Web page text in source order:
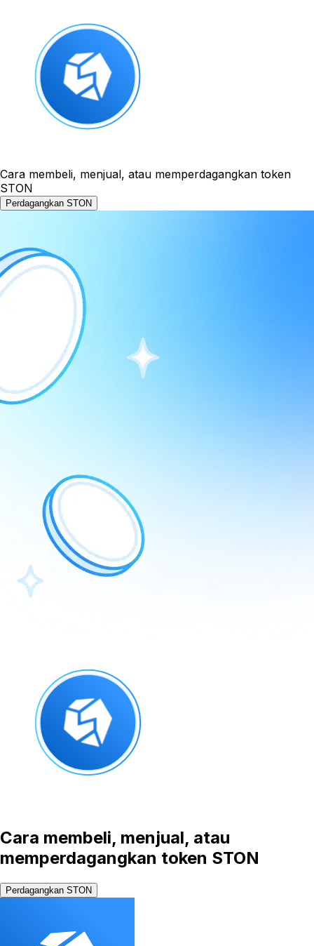
Cara membeli, menjual, atau memperdagangkan token
STON
Perdagangkan STON
Cara membeli, menjual, atau
memperdagangkan token STON
Perdagangkan STON